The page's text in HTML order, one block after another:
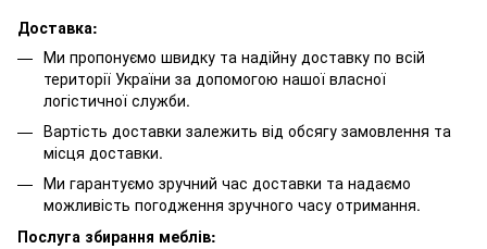
Доставка:
Ми пропонуємо швидку та надійну доставку по всій
території України за допомогою нашої власної
логістичної служби.
Вартість доставки залежить від обсягу замовлення та
місця доставки.
Ми гарантуємо зручний час доставки та надаємо
можливість погодження зручного часу отримання.
Послуга збирання меблів: